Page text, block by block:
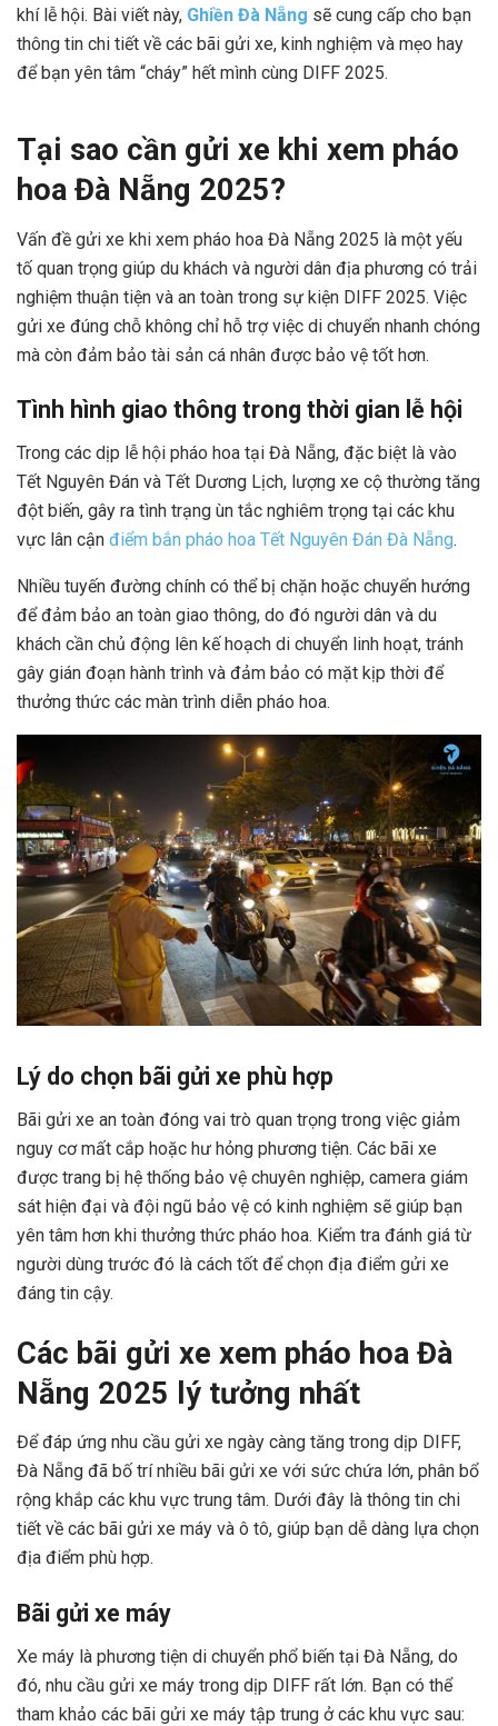
khí lễ hội. Bài viết này, Ghiền Đà Nẵng sẽ cung cấp cho bạn
thông tin chi tiết về các bãi gửi xe, kinh nghiệm và mẹo hay
để bạn yên tâm “cháy” hết mình cùng DIFF 2025.
Tại sao cần gửi xe khi xem pháo
hoa Đà Nẵng 2025?
Vấn đề gửi xe khi xem pháo hoa Đà Nẵng 2025 là một yếu
tố quan trọng giúp du khách và người dân địa phương có trải
nghiệm thuận tiện và an toàn trong sự kiện DIFF 2025. Việc
gửi xe đúng chỗ không chỉ hỗ trợ việc di chuyển nhanh chóng
mà còn đảm bảo tài sản cá nhân được bảo vệ tốt hơn.
Tình hình giao thông trong thời gian lễ hội
Trong các dịp lễ hội pháo hoa tại Đà Nẵng, đặc biệt là vào
Tết Nguyên Đán và Tết Dương Lịch, lượng xe cộ thường tăng
đột biến, gây ra tình trạng ùn tắc nghiêm trọng tại các khu
vực lân cận điểm bắn pháo hoa Tết Nguyên Đán Đà Nẵng.
Nhiều tuyến đường chính có thể bị chặn hoặc chuyển hướng
để đảm bảo an toàn giao thông, do đó người dân và du
khách cần chủ động lên kế hoạch di chuyển linh hoạt, tránh
gây gián đoạn hành trình và đảm bảo có mặt kịp thời để
thưởng thức các màn trình diễn pháo hoa.
Lý do chọn bãi gửi xe phù hợp
Bãi gửi xe an toàn đóng vai trò quan trọng trong việc giảm
nguy cơ mất cắp hoặc hư hỏng phương tiện. Các bãi xe
được trang bị hệ thống bảo vệ chuyên nghiệp, camera giám
sát hiện đại và đội ngũ bảo vệ có kinh nghiệm sẽ giúp bạn
yên tâm hơn khi thưởng thức pháo hoa. Kiểm tra đánh giá từ
người dùng trước đó là cách tốt để chọn địa điểm gửi xe
đáng tin cậy.
Các bãi gửi xe xem pháo hoa Đà
Nẵng 2025 lý tưởng nhất
Để đáp ứng nhu cầu gửi xe ngày càng tăng trong dịp DIFF,
Đà Nẵng đã bố trí nhiều bãi gửi xe với sức chứa lớn, phân bổ
rộng khắp các khu vực trung tâm. Dưới đây là thông tin chi
tiết về các bãi gửi xe máy và ô tô, giúp bạn dễ dàng lựa chọn
địa điểm phù hợp.
Bãi gửi xe máy
Xe máy là phương tiện di chuyển phổ biến tại Đà Nẵng, do
đó, nhu cầu gửi xe máy trong dịp DIFF rất lớn. Bạn có thể
tham khảo các bãi gửi xe máy tập trung ở các khu vực sau: